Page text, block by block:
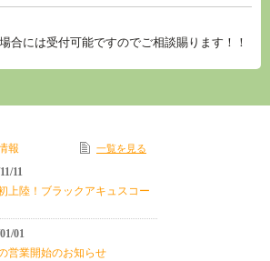
合には受付可能ですのでご相談賜ります！！
報 一覧を見る
11
上陸！ブラックアキュスコー
01
営業開始のお知らせ